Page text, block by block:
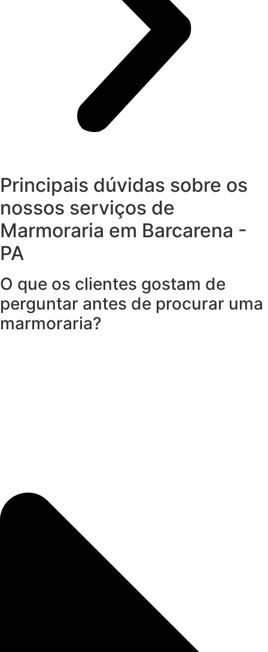
Principais dúvidas sobre os
nossos serviços de
Marmoraria em Barcarena -
PA
O que os clientes gostam de
perguntar antes de procurar uma
marmoraria?